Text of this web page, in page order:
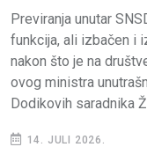
Previranja unutar
funkcija, ali izbačen i
nakon što je na
ovog ministra
Dodikovih saradnika
14. JULI 2026.